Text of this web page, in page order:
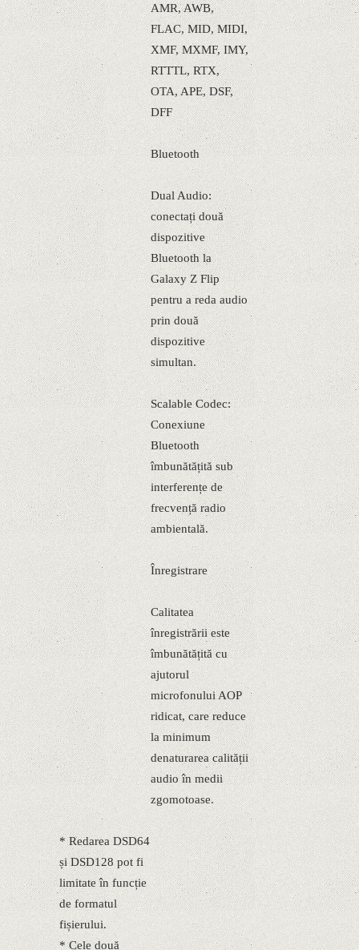
AMR, AWB,
FLAC, MID, MIDI,
XMF, MXMF, IMY,
RTTTL, RTX,
OTA, APE, DSF,
DFF
Bluetooth
Dual Audio:
conectați două
dispozitive
Bluetooth la
Galaxy Z Flip
pentru a reda audio
prin două
dispozitive
simultan.
Scalable Codec:
Conexiune
Bluetooth
îmbunătățită sub
interferențe de
frecvență radio
ambientală.
Înregistrare
Calitatea
înregistrării este
îmbunătățită cu
ajutorul
microfonului AOP
ridicat, care reduce
la minimum
denaturarea calității
audio în medii
zgomotoase.
* Redarea DSD64
și DSD128 pot fi
limitate în funcție
de formatul
fișierului.
* Cele două